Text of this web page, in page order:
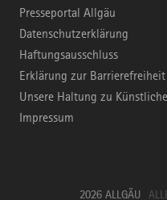
Presseportal Allgäu
Datenschutzerklärung
Haftungsausschluss
Erklärung zur Barrierefreiheit
Unsere Haltung zu
Impressum
2026 ALLGÄU